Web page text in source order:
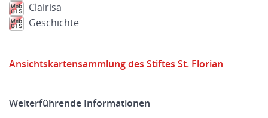
Clairisa
Geschichte
Ansichtskartensammlung des Stiftes St. Florian
Weiterführende Informationen